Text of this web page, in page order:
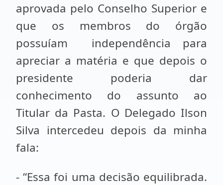
aprovada pelo Conselho Superior e
que os membros do órgão
possuíam independência para
apreciar a matéria e que depois o
presidente poderia dar
conhecimento do assunto ao
Titular da Pasta. O Delegado Ilson
Silva intercedeu depois da minha
fala:
- “Essa foi uma decisão equilibrada.